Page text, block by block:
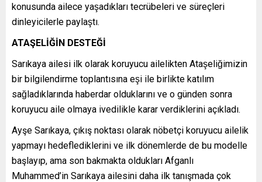
konusunda ailece yaşadıkları tecrübeleri ve süreçleri
dinleyicilerle paylaştı.
ATAŞELİĞİN DESTEĞİ
Sarıkaya ailesi ilk olarak koruyucu ailelikten Ataşeliğimizin
bir bilgilendirme toplantısına eşi ile birlikte katılım
sağladıklarında haberdar olduklarını ve o günden sonra
koruyucu aile olmaya ivedilikle karar verdiklerini açıkladı.
Ayşe Sarıkaya, çıkış noktası olarak nöbetçi koruyucu ailelik
yapmayı hedeflediklerini ve ilk dönemlerde de bu modelle
başlayıp, ama son bakmakta oldukları Afganlı
Muhammed’in Sarıkaya ailesini daha ilk tanışmada çok